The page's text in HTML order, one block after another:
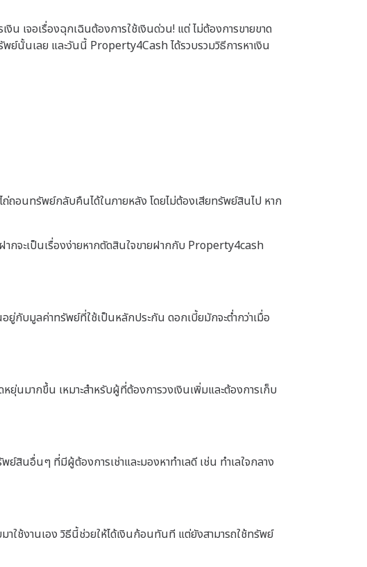
น เจอเรื่องฉุกเฉินต้องการใช้เงินด่วน! แต่ไม่ต้องการขายขาด
ย์นั้นเลย และวันนี้ Property4Cash ได้รวบรวมวิธีการหาเงิน
ถ่ถอนทรัพย์กลับคืนได้ในภายหลัง โดยไม่ต้องเสียทรัพย์สินไป หาก
กจะเป็นเรื่องง่ายหากตัดสินใจขายฝากกับ Property4cash
กับมูลค่าทรัพย์ที่ใช้เป็นหลักประกัน ดอกเบี้ยมักจะต่ำกว่าเมื่อ
นมากขึ้น เหมาะสำหรับผู้ที่ต้องการวงเงินเพิ่มและต้องการเก็บ
ย์สินอื่นๆ ที่มีผู้ต้องการเช่าและมองหาทำเลดี เช่น ทำเลใจกลาง
ใช้งานเอง วิธีนี้ช่วยให้ได้เงินก้อนทันที แต่ยังสามารถใช้ทรัพย์